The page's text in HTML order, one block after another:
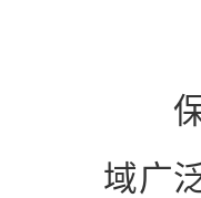
保
域广